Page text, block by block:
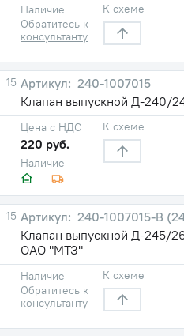
Наличие
Обратитесь к
консультанту
К схеме
15
240-1007015
Клапан выпускной Д-240/
Наличие
Цена с НДС
220 руб.
К схеме
15
240-1007015-В
Клапан выпускной Д-245/
ОАО "МТЗ"
Наличие
Обратитесь к
консультанту
К схеме